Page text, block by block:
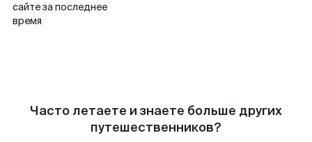
сайте за последнее
время
Часто летаете и знаете больше других
путешественников?